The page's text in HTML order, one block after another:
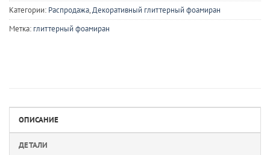
Категории: Распродажа,Декоративный глиттерный фоамиран
Метка: глиттерный фоамиран
ОПИСАНИЕ
ДЕТАЛИ